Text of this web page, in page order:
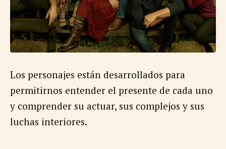
Los personajes están desarrollados para
permitirnos entender el presente de cada uno
y comprender su actuar, sus complejos y sus
luchas interiores.